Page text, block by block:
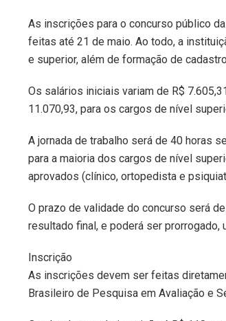
As inscrições para o concurso público
feitas até 21 de maio. Ao todo, a
e superior, além de formação de
Os salários iniciais variam de R$
11.070,93, para os cargos de nível
A jornada de trabalho será de 40 horas
para a maioria dos cargos de nível
aprovados (clínico, ortopedista e
O prazo de validade do concurso será
resultado final, e poderá ser prorrogado,
Inscrição
As inscrições devem ser feitas
Brasileiro de Pesquisa em Avaliação e